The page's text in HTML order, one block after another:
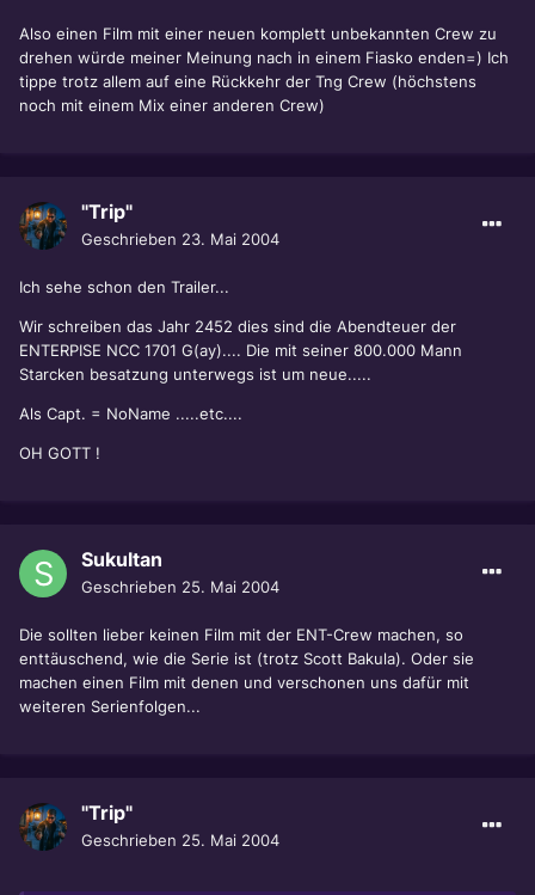
Also einen Film mit einer neuen komplett unbekannten Crew zu
drehen würde meiner Meinung nach in einem Fiasko enden=) Ich
tippe trotz allem auf eine Rückkehr der Tng Crew (höchstens
noch mit einem Mix einer anderen Crew)
"Trip"
Geschrieben 23. Mai 2004
Ich sehe schon den Trailer...
Wir schreiben das Jahr 2452 dies sind die Abendteuer der
ENTERPISE NCC 1701 G(ay).... Die mit seiner 800.000 Mann
Starcken besatzung unterwegs ist um neue.....
Als Capt. = NoName .....etc....
OH GOTT !
Sukultan
Geschrieben 25. Mai 2004
Die sollten lieber keinen Film mit der ENT-Crew machen, so
enttäuschend, wie die Serie ist (trotz Scott Bakula). Oder sie
machen einen Film mit denen und verschonen uns dafür mit
weiteren Serienfolgen...
"Trip"
Geschrieben 25. Mai 2004